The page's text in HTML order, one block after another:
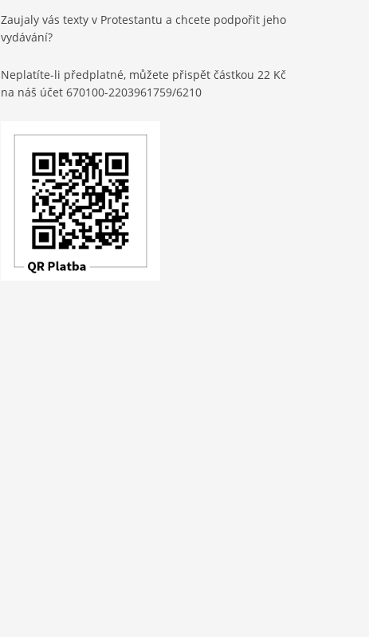
Zaujaly vás texty v Protestantu a chcete podpořit jeho
vydávání?
Neplatíte-li předplatné, můžete přispět částkou 22 Kč
na náš účet 670100-2203961759/6210